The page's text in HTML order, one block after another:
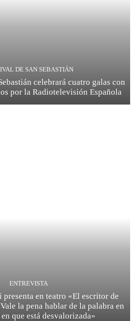
DE SAN SEBASTIÁN
celebrará cuatro galas con
por la Radiotelevisión Española
ENTREVISTA
en teatro «El escritor de
la pena hablar de la palabra en
que está desvalorizada»